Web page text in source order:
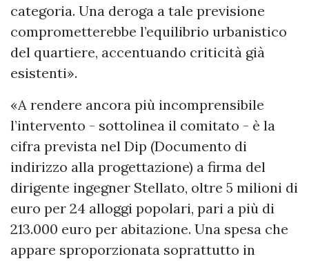
categoria. Una deroga a tale previsione
comprometterebbe l’equilibrio urbanistico
del quartiere, accentuando criticità già
esistenti».
«A rendere ancora più incomprensibile
l’intervento - sottolinea il comitato - è la
cifra prevista nel Dip (Documento di
indirizzo alla progettazione) a firma del
dirigente ingegner Stellato, oltre 5 milioni di
euro per 24 alloggi popolari, pari a più di
213.000 euro per abitazione. Una spesa che
appare sproporzionata soprattutto in